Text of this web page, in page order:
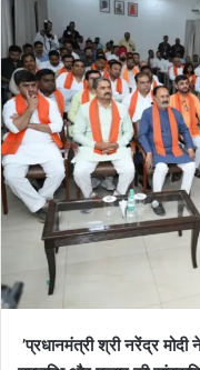
’प्रधानमंत्री श्री नरेंद्र